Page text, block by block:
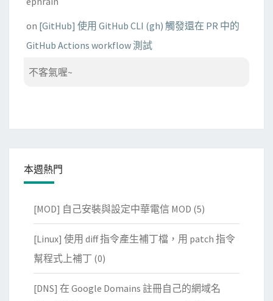
on [GitHub] 使用 GitHub CLI (gh) 觸發還在 PR 中的
GitHub Actions workflow 測試
不客氣喔~
本週熱門
[MOD] 自己安裝與設定中華電信 MOD (5)
[Linux] 使用 diff 指令產生補丁檔，用 patch 指令
幫程式上補丁 (0)
[DNS] 在 Google Domains 註冊自己的網域名